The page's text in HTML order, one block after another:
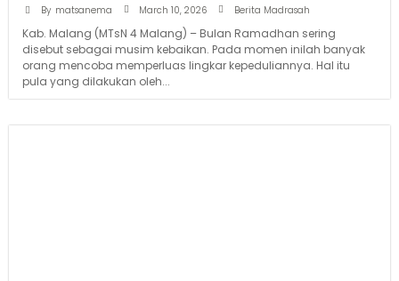
By matsanema March 10, 2026 Berita Madrasah
Kab. Malang (MTsN 4 Malang) – Bulan Ramadhan sering
disebut sebagai musim kebaikan. Pada momen inilah banyak
orang mencoba memperluas lingkar kepeduliannya. Hal itu
pula yang dilakukan oleh...